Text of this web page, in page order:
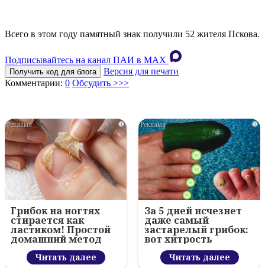
Всего в этом году памятный знак получили 52 жителя Пскова.
Подписывайтесь на канал ПАИ в MAХ
Получить код для блога
Версия для печати
Комментарии: 0 Обсудить >>>
i
Грибок на ногтях
стирается как
ластиком! Простой
домашний метод
Читать далее
i
За 5 дней исчезнет
даже самый
застарелый грибок:
вот хитрость
Читать далее